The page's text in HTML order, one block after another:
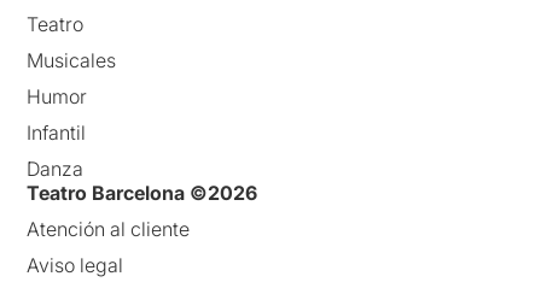
Teatro
Musicales
Humor
Infantil
Danza
Teatro Barcelona ©2026
Atención al cliente
Aviso legal